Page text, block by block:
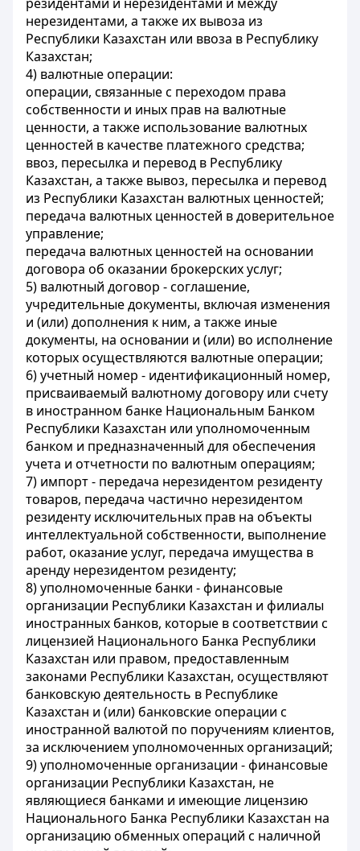
нерезидентами, а также их вывоза из
Республики Казахстан или ввоза в Республику
Казахстан;
4) валютные операции:
операции, связанные с переходом права
собственности и иных прав на валютные
ценности, а также использование валютных
ценностей в качестве платежного средства;
ввоз, пересылка и перевод в Республику
Казахстан, а также вывоз, пересылка и перевод
из Республики Казахстан валютных ценностей;
передача валютных ценностей в доверительное
управление;
передача валютных ценностей на основании
договора об оказании брокерских услуг;
5) валютный договор - соглашение,
учредительные документы, включая изменения
и (или) дополнения к ним, а также иные
документы, на основании и (или) во исполнение
которых осуществляются валютные операции;
6) учетный номер - идентификационный номер,
присваиваемый валютному договору или счету
в иностранном банке Национальным Банком
Республики Казахстан или уполномоченным
банком и предназначенный для обеспечения
учета и отчетности по валютным операциям;
7) импорт - передача нерезидентом резиденту
товаров, передача частично нерезидентом
резиденту исключительных прав на объекты
интеллектуальной собственности, выполнение
работ, оказание услуг, передача имущества в
аренду нерезидентом резиденту;
8) уполномоченные банки - финансовые
организации Республики Казахстан и филиалы
иностранных банков, которые в соответствии с
лицензией Национального Банка Республики
Казахстан или правом, предоставленным
законами Республики Казахстан, осуществляют
банковскую деятельность в Республике
Казахстан и (или) банковские операции с
иностранной валютой по поручениям клиентов,
за исключением уполномоченных организаций;
9) уполномоченные организации - финансовые
организации Республики Казахстан, не
являющиеся банками и имеющие лицензию
Национального Банка Республики Казахстан на
организацию обменных операций с наличной